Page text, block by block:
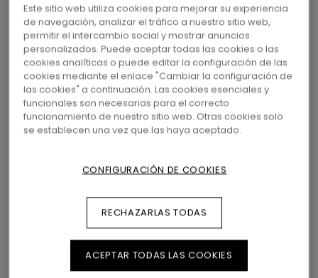
CARACTERÍSTICAS DEL
PRODUCTO
Pergo 5 en 1 ofrece varias soluciones de perfiles
para diferentes partes de su suelo, todas en un
práctico paquete. Los perfiles coinciden
perfectamente con el suelo en cuanto a color y
ofrecen resultados óptimos. Con la solución
cortar el perfil según la forma que necesita: 1.
Perfil en T: de laminado a laminado; 2. Junta de
transición: de laminado a moqueta; 3. Junta de
transición suave: de laminado a baldosa, vinílico
Este sitio web utiliza cookies para mejorar su experiencia
de navegación, analizar el tráfico a nuestro sitio web,
permitir el intercambio social y mostrar anuncios
personalizados. Puede aceptar todas las cookies o las
cookies analíticas o puede editar la configuración de las
cookies mediante el enlace "Cambiar la configuración de
las cookies" a continuación. Las cookies esenciales y
funcionales son necesarias para el correcto
funcionamiento de nuestro sitio web. Otras cookies solo
se establecen una vez que las haya aceptado.
CONFIGURACIÓN DE COOKIES
RECHAZARLAS TODAS
ACEPTAR TODAS LAS COOKIES